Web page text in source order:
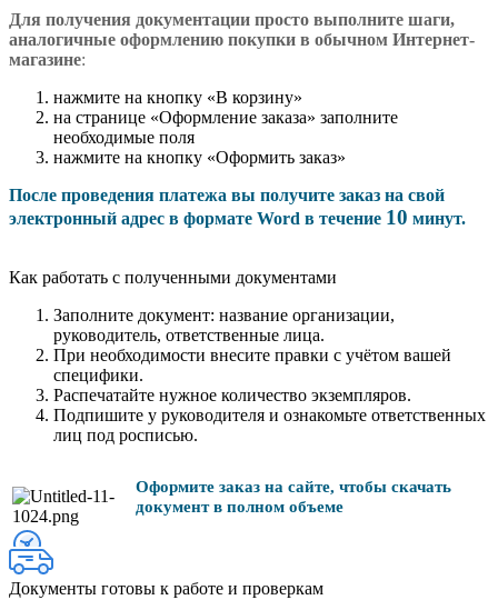
Для получения документации просто выполните шаги,
аналогичные оформлению покупки в обычном Интернет-
магазине:
нажмите на кнопку «В корзину»
на странице «Оформление заказа» заполните
необходимые поля
нажмите на кнопку «Оформить заказ»
После проведения платежа вы получите заказ на свой
электронный адрес в формате Word в течение 10 минут.
Как работать с полученными документами
Заполните документ: название организации,
руководитель, ответственные лица.
При необходимости внесите правки с учётом вашей
специфики.
Распечатайте нужное количество экземпляров.
Подпишите у руководителя и ознакомьте ответственных
лиц под росписью.
Оформите заказ на сайте, чтобы скачать
документ в полном объеме
Документы готовы к работе и проверкам